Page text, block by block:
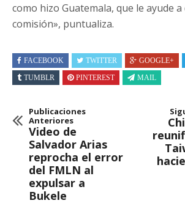
como hizo Guatemala, que le ayude a
comisión», puntualiza.
FACEBOOK TWITTER GOOGLE+
TUMBLR
PINTEREST MAIL
Publicaciones
Anteriores
Video de
Salvador Arias
reprocha el error
del FMLN al
expulsar a
Bukele